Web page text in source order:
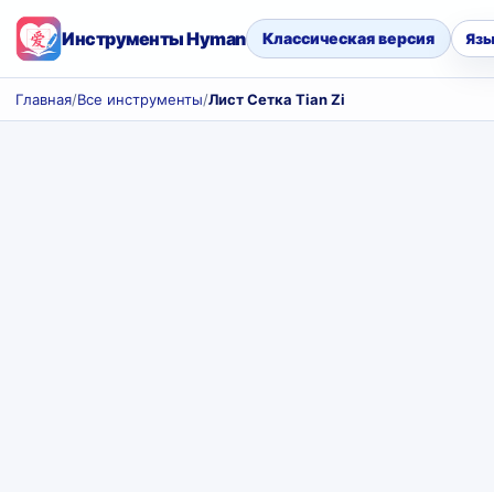
Инструменты Hyman Классическая версия
Главная/Все инструменты/Лист Сетка Tian Zi